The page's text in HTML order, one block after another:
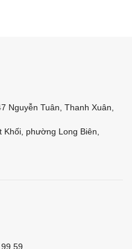
Nguyễn Tuân, Thanh Xuân,
Khối, phường Long Biên,
59